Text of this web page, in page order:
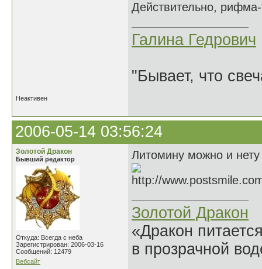
Действительно,
Галина Гедрович
"Бывает, что
Неактивен
2006-05-14 03:56:24
Золотой Дракон
Бывший редактор
Откуда: Всегда с неба
Зарегистрирован: 2006-03-16
Сообщений: 12479
Вебсайт
Литомину можно и
Золотой Дракон
«Дракон
в прозрачной